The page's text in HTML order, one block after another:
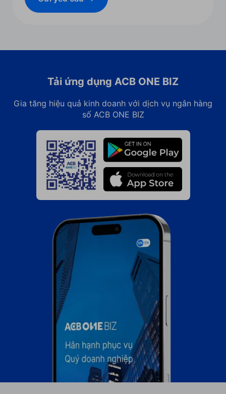
Tải ứng dụng ACB ONE BIZ
Gia tăng hiệu quả kinh doanh với dịch vụ ngân hàng
số ACB ONE BIZ